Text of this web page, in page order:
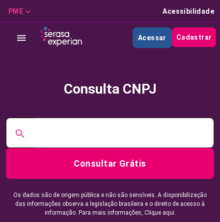
PME Acessibilidade
Acessar Cadastrar
Consulta CNPJ
Consultar Grátis
Os dados são de origem pública e não são sensíveis. A disponibilização
das informações observa a legislação brasileira e o direito de acesso à
informação. Para mais informações, Clique aqui.